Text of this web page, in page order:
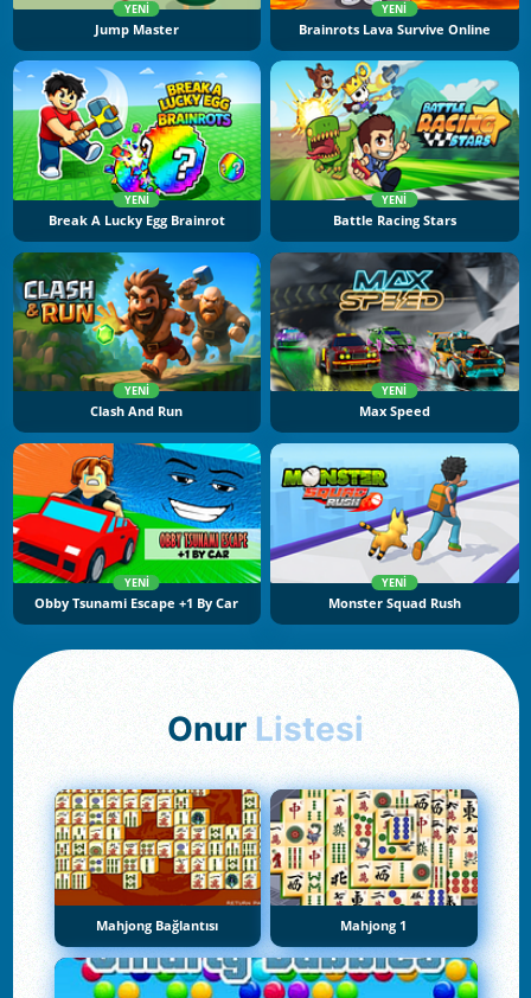
YENI
Jump Master
YENI
Brainrots Lava Survive Online
YENI
Break A Lucky Egg Brainrot
YENI
Battle Racing Stars
YENI
Clash And Run
YENI
Max Speed
YENI
Obby Tsunami Escape +1 By Car
YENI
Monster Squad Rush
Onur Listesi
Mahjong Bağlantısı Mahjong 1